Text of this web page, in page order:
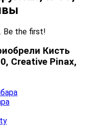
Be the first!
Кисть
Creative Pinax,